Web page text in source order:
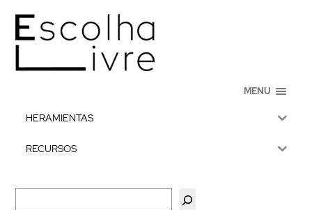
MENU
HERAMIENTAS
RECURSOS